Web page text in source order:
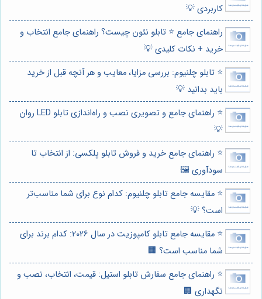
کاربردی 💡
راهنمای جامع ⭐️ تابلو نئون چیست؟ راهنمای جامع انتخاب و
خرید + نکات کلیدی 💡
⭐️ تابلو چلنیوم: بررسی مزایا، معایب و هر آنچه قبل از خرید
باید بدانید 💡
⭐️ راهنمای جامع و تصویری نصب و راه‌اندازی تابلو LED روان
💡
⭐️ راهنمای جامع خرید و فروش تابلو پلکسی: از انتخاب تا
سودآوری 🖼️
⭐️ مقایسه جامع تابلو چلنیوم: کدام نوع برای شما مناسب‌تر
است؟ 💡
⭐️ مقایسه جامع تابلو کامپوزیت در سال 2026: کدام برند برای
شما مناسب است؟ 🏢
⭐️ راهنمای جامع سفارش تابلو استیل: قیمت، انتخاب، نصب و
نگهداری 🏢